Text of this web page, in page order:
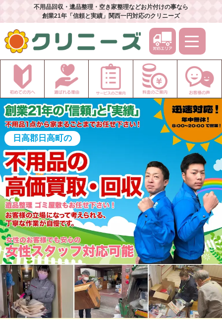
不用品回収・遺品整理・空き家整理などお片付けの事なら
創業21年「信頼と実績」関西一円対応のクリニーズ
日高郡日高町の